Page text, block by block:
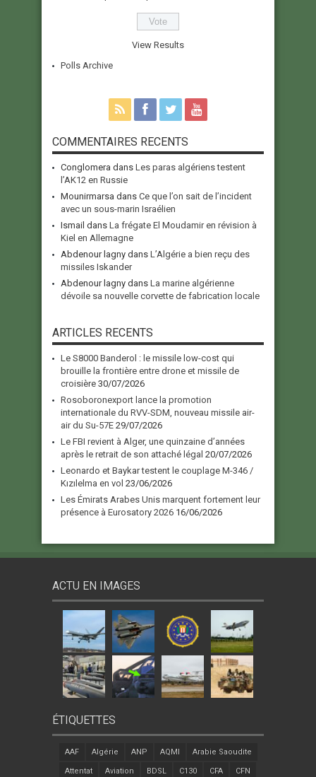
View Results
Polls Archive
COMMENTAIRES RECENTS
Conglomera dans Les paras algériens testent
l’AK12 en Russie
Mounirmarsa dans Ce que l’on sait de l’incident
avec un sous-marin Israélien
Ismail dans La frégate El Moudamir en révision à
Kiel en Allemagne
Abdenour lagny dans L’Algérie a bien reçu des
missiles Iskander
Abdenour lagny dans La marine algérienne
dévoile sa nouvelle corvette de fabrication locale
ARTICLES RECENTS
Le S8000 Banderol : le missile low-cost qui
brouille la frontière entre drone et missile de
croisière 30/07/2026
Rosoboronexport lance la promotion
internationale du RVV-SDM, nouveau missile air-
air du Su-57E 29/07/2026
Le FBI revient à Alger, une quinzaine d’années
après le retrait de son attaché légal 20/07/2026
Leonardo et Baykar testent le couplage M-346 /
Kızılelma en vol 23/06/2026
Les Émirats Arabes Unis marquent fortement leur
présence à Eurosatory 2026 16/06/2026
ACTU EN IMAGES
ÉTIQUETTES
AAF Algérie ANP AQMI Arabie Saoudite
Attentat Aviation BDSL C130 CFA CFN